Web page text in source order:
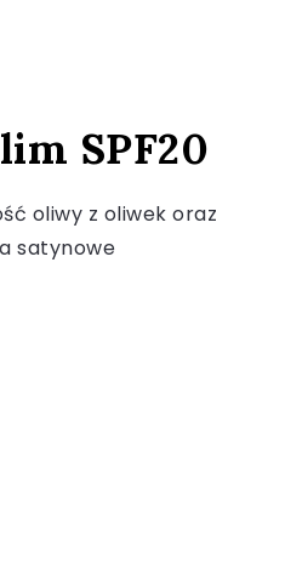
SPF20
oliwy z oliwek oraz
satynowe